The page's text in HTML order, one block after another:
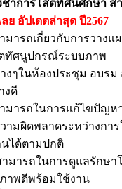
าการโสตทัศนศึกษา ส
ย อัปเดตล่าสุด ปี2567
ารถเกี่ยวกับการวางแ
ทัศนูปกรณ์ระบบภาพ
งๆในห้องประชุม อบร
งดี
มารถในการแก้ไขปัญ
มผิดพลาดระหว่างการ
ได้ตามปกติ
ามารถในการดูแลรักษ
าพดีพร้อมใช้งาน